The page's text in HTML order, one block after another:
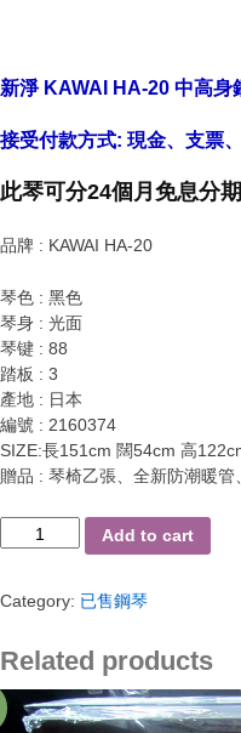
新淨 KAWAI HA-20 中高身
接受付款方式: 現金、支票
此琴可分24個月免息分
品牌 : KAWAI HA-20
琴色 : 黑色
琴身 : 光面
琴键 : 88
踏板 : 3
產地 : 日本
編號 : 2160374
SIZE:長151cm 闊54cm 高
贈品 : 琴椅乙張、全新防潮暖
KAWAI
HA-
quantity
Add to cart
Category: 已售鋼琴
Related products